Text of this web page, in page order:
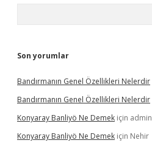
Son yorumlar
Bandırmanın Genel Özellikleri Nelerdir
Bandırmanın Genel Özellikleri Nelerdir
Konyaray Banliyö Ne Demek için admin
Konyaray Banliyö Ne Demek için Nehir